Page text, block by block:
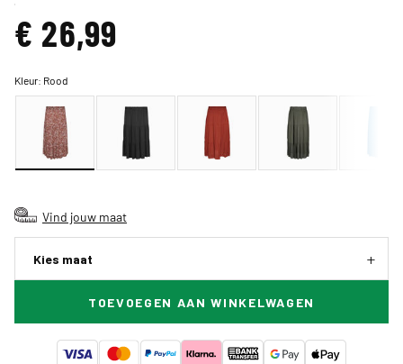
€ 26,99
Kleur: Rood
Vind jouw maat
Kies maat
TOEVOEGEN AAN WINKELWAGEN